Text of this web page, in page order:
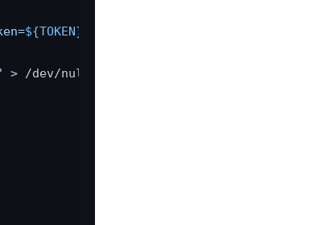
${TOKEN}
> /dev/null